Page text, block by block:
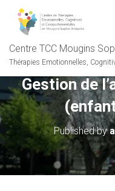
Centre TCC Mougins
Thérapies Emotionnelles,
Gestion de
Published by